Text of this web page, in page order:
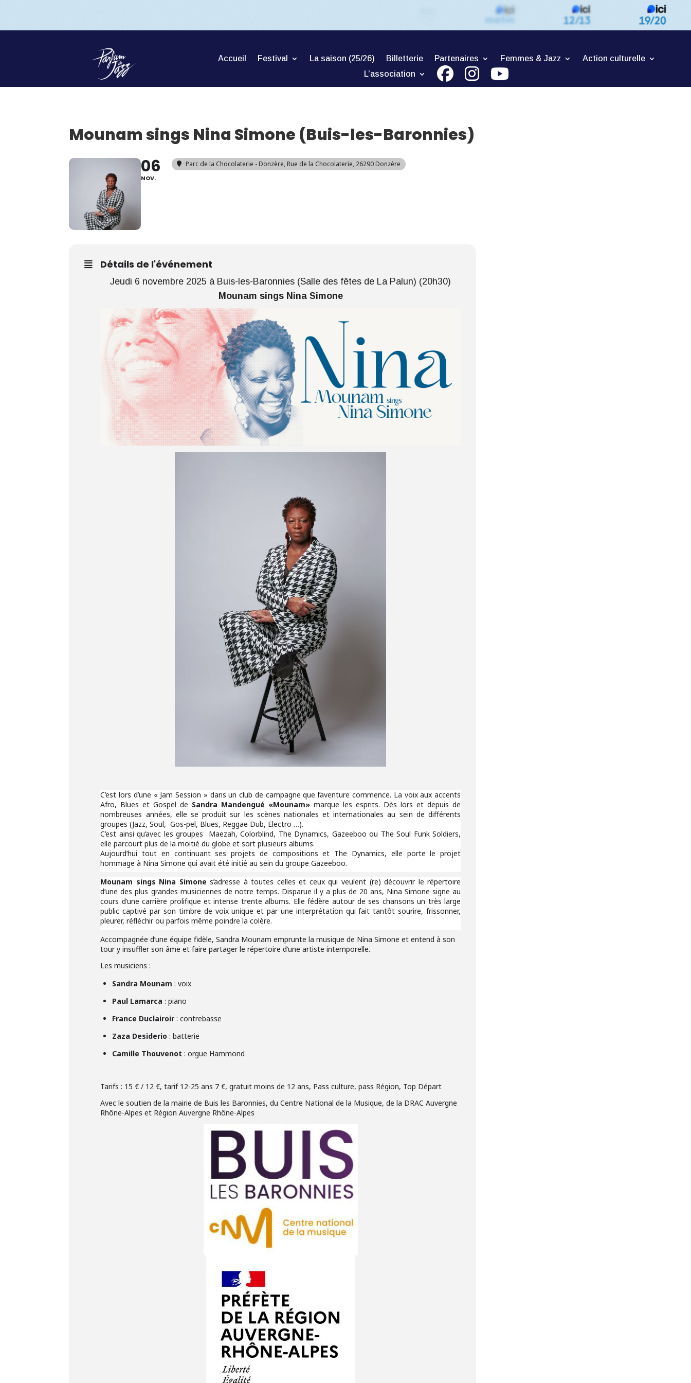
Accueil Festival La saison (25/26) Billetterie Partenaires Femmes & Jazz
Action culturelle
L’association
Mounam sings Nina Simone (Buis-les-Baronnies)
06
NOV.
Parc de la Chocolaterie - Donzère, Rue de la Chocolaterie, 26290 Donzère
Détails de l'événement
Jeudi 6 novembre 2025 à Buis-les-Baronnies (Salle des fêtes de La Palun) (20h30)
Mounam sings Nina Simone
C’est lors d’une « Jam Session » dans un club de campagne que l’aventure commence. La voix aux accents
Afro, Blues et Gospel de Sandra Mandengué «Mounam» marque les esprits. Dès lors et depuis de
nombreuses années, elle se produit sur les scènes nationales et internationales au sein de différents
groupes (Jazz, Soul, Gos-pel, Blues, Reggae Dub, Electro …).
C’est ainsi qu’avec les groupes Maezah, Colorblind, The Dynamics, Gazeeboo ou The Soul Funk Soldiers,
elle parcourt plus de la moitié du globe et sort plusieurs albums.
Aujourd’hui tout en continuant ses projets de compositions et The Dynamics, elle porte le projet
hommage à Nina Simone qui avait été initié au sein du groupe Gazeeboo.
Mounam sings Nina Simone s’adresse à toutes celles et ceux qui veulent (re) découvrir le répertoire
d’une des plus grandes musiciennes de notre temps. Disparue il y a plus de 20 ans, Nina Simone signe au
cours d’une carrière prolifique et intense trente albums. Elle fédère autour de ses chansons un très large
public captivé par son timbre de voix unique et par une interprétation qui fait tantôt sourire, frissonner,
pleurer, réfléchir ou parfois même poindre la colère.
Accompagnée d’une équipe fidèle, Sandra Mounam emprunte la musique de Nina Simone et entend à son
tour y insuffler son âme et faire partager le répertoire d’une artiste intemporelle.
Les musiciens :
Sandra Mounam : voix
Paul Lamarca : piano
France Duclairoir : contrebasse
Zaza Desiderio: batterie
Camille Thouvenot: orgue Hammond
Tarifs : 15 € / 12 €, tarif 12-25 ans 7 €, gratuit moins de 12 ans, Pass culture, pass Région, Top Départ
Avec le soutien de la mairie de Buis les Baronnies, du Centre National de la Musique, de la DRAC Auvergne
Rhône-Alpes et Région Auvergne Rhône-Alpes